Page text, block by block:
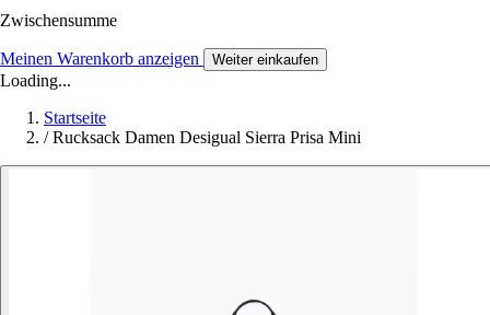
Zwischensumme
Meinen Warenkorb anzeigen Weiter einkaufen
Loading...
Startseite
/ Rucksack Damen Desigual Sierra Prisa Mini